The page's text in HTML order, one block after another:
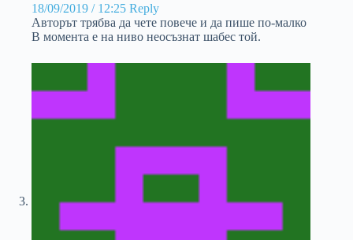
18/09/2019 / 12:25 Reply
Авторът трябва да чете повече и да пише по-малко
В момента е на ниво неосъзнат шабес той.